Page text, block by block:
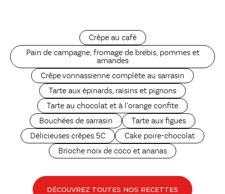
Crêpe au café
Pain de campagne, fromage de brebis, pommes et
amandes
Crêpe vonnassienne complète au sarrasin
Tarte aux épinards, raisins et pignons
Tarte au chocolat et à l’orange confite
Bouchées de sarrasin
Tarte aux figues
Délicieuses crêpes 5C
Cake poire-chocolat
Brioche noix de coco et ananas
DÉCOUVREZ TOUTES NOS RECETTES